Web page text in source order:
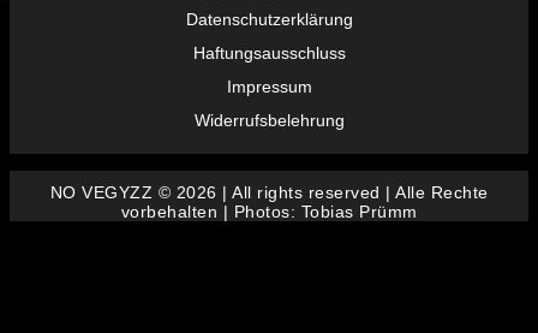
Datenschutzerklärung
Haftungsausschluss
Impressum
Widerrufsbelehrung
NO VEGYZZ © 2026 | All rights reserved | Alle Rechte
vorbehalten | Photos: Tobias Prümm